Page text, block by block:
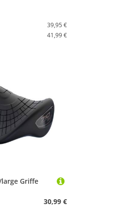
39,95 €
41,99 €
Griffe
30,99 €